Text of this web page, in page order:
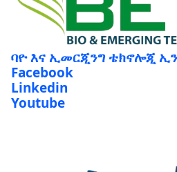
ባዮ እና ኢመርጂንግ ቴክኖሎጂ
Facebook
Linkedin
Youtube